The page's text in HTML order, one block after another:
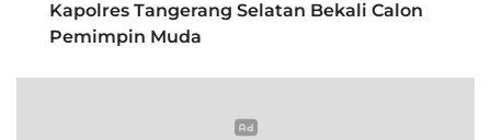
Kapolres Tangerang Selatan Bekali Calon
Pemimpin Muda